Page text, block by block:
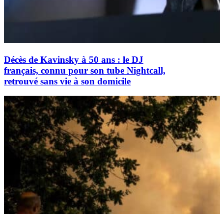
Décès de Kavinsky à 50 ans : le DJ
français, connu pour son tube Nightcall,
retrouvé sans vie à son domicile